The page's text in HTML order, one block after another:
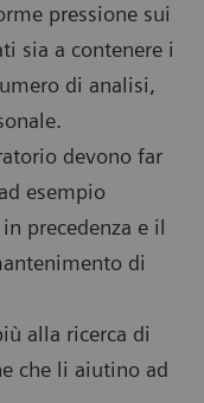
pressione sui
sia a contenere i
di analisi,
devono far
esempio
precedenza e il
di
alla ricerca di
che li aiutino ad